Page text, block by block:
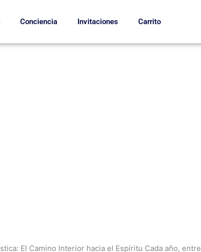
Conciencia Invitaciones Carrito
El Camino Interior hacia el Espíritu Cada año, entre